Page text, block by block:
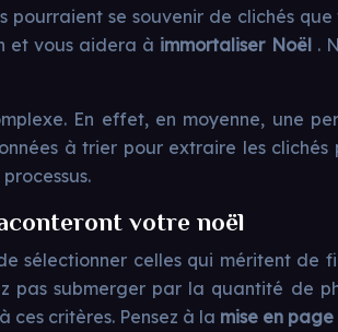
se souvenir de clichés
et vous aidera à immortaliser Noël .
En effet, en moyenne, une
à trier pour extraire les clichés
votre noël
sélectionner celles qui méritent de
submerger par la quantité de
ces critères. Pensez à la mise en